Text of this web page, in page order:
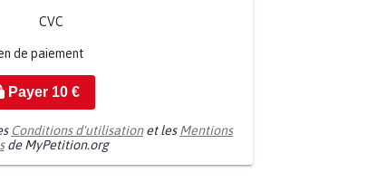
CVC
de paiement
Payer 10€
Conditions d'utilisationet lesMentions
de MyPetition.org